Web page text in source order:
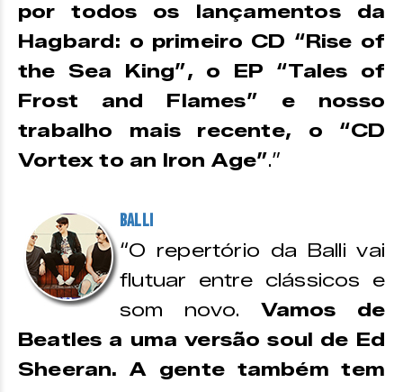
por todos os lançamentos da
Hagbard: o primeiro CD “Rise of
the Sea King”, o EP “Tales of
Frost and Flames” e nosso
trabalho mais recente, o “CD
Vortex to an Iron Age”.”
Balli
“O repertório da Balli vai
flutuar entre clássicos e
som novo. Vamos de
Beatles a uma versão soul de Ed
Sheeran. A gente também tem